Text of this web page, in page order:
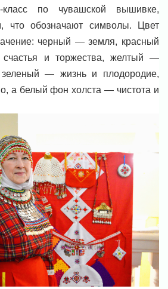
класс по чувашской вышивке,
что обозначают символы. Цвет
черный — земля, красный
счастья и торжества, желтый —
— жизнь и плодородие,
а белый фон холста — чистота и